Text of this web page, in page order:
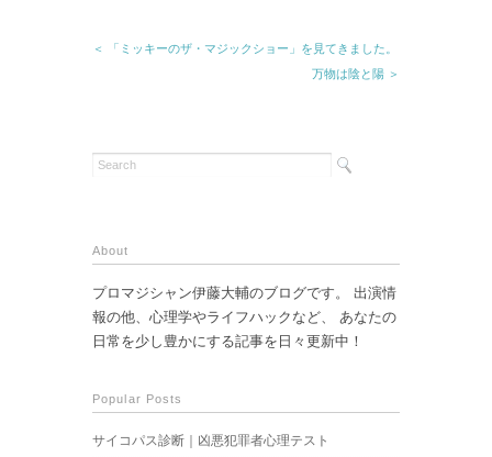
＜ 「ミッキーのザ・マジックショー」を見てきました。
万物は陰と陽 ＞
About
プロマジシャン伊藤大輔のブログです。 出演情
報の他、心理学やライフハックなど、 あなたの
日常を少し豊かにする記事を日々更新中！
Popular Posts
サイコパス診断｜凶悪犯罪者心理テスト